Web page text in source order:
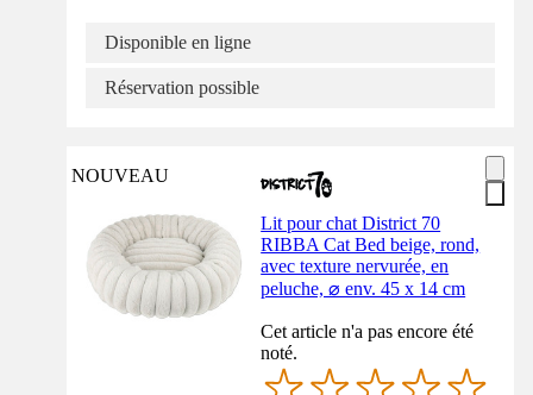
Disponible en ligne
Réservation possible
NOUVEAU
Lit pour chat District 70
RIBBA Cat Bed beige, rond,
avec texture nervurée, en
peluche, ⌀ env. 45 x 14 cm
Cet article n'a pas encore été
noté.